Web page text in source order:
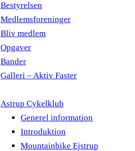
Bestyrelsen
Medlemsforeninger
Bliv medlem
Opgaver
Bander
Galleri – Aktiv Faster
Astrup Cykelklub
Generel information
Introduktion
Mountainbike Ejstrup